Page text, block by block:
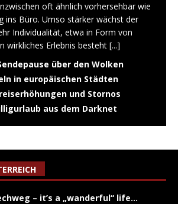
oft ähnlich vorhersehbar wie
ins Büro. Umso stärker wächst der
Individualität, etwa in Form von
wirkliches Erlebnis besteht [...]
über den Wolken
in europäischen Städten
und Stornos
aus dem Darknet
– it’s a „wanderful“ life…